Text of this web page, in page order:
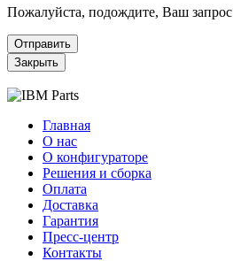
Пожалуйста, подождите, Ваш запрос
Отправить
Закрыть
Главная
О нас
О конфигураторе
Решения и сборка
Оплата
Доставка
Гарантия
Пресс-центр
Контакты